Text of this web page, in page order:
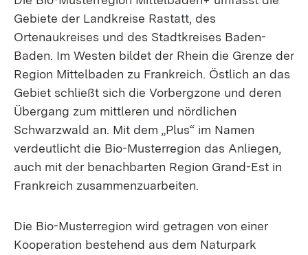
Gebiete der Landkreise Rastatt, des
Ortenaukreises und des Stadtkreises Baden-
Baden. Im Westen bildet der Rhein die Grenze der
Region Mittelbaden zu Frankreich. Östlich an das
Gebiet schließt sich die Vorbergzone und deren
Übergang zum mittleren und nördlichen
Schwarzwald an. Mit dem „Plus“ im Namen
verdeutlicht die Bio-Musterregion das Anliegen,
auch mit der benachbarten Region Grand-Est in
Frankreich zusammenzuarbeiten.
Die Bio-Musterregion wird getragen von einer
Kooperation bestehend aus dem Naturpark